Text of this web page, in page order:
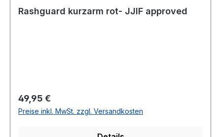
Rashguard kurzarm rot- JJIF approved
Regulärer Preis:
49,95 €
Preise inkl. MwSt. zzgl. Versandkosten